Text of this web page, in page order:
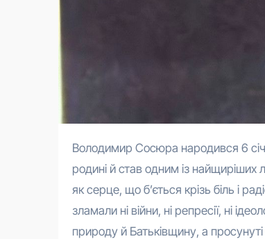
Володимир Сосюра народився 6 січня 1898 року на станції Дебальцеве Донеччини в бідній шахтарській
родині й став одним із найщиріших
як серце, що б’ється крізь біль і
зламали ні війни, ні репресії, ні
природу й Батьківщину, а